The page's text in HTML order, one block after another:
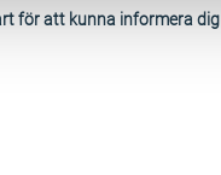
för att kunna informera